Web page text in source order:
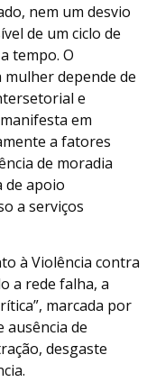
nem um desvio
de um ciclo de
tempo. O
depende de
e
em
a fatores
de moradia
de apoio
a serviços
à Violência contra
a rede falha, a
marcada por
ausência de
desgaste